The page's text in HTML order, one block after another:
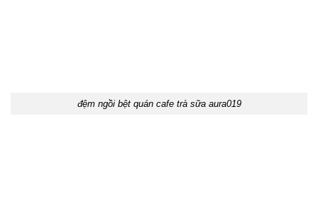
đệm ngồi bệt quán cafe trà sữa aura019